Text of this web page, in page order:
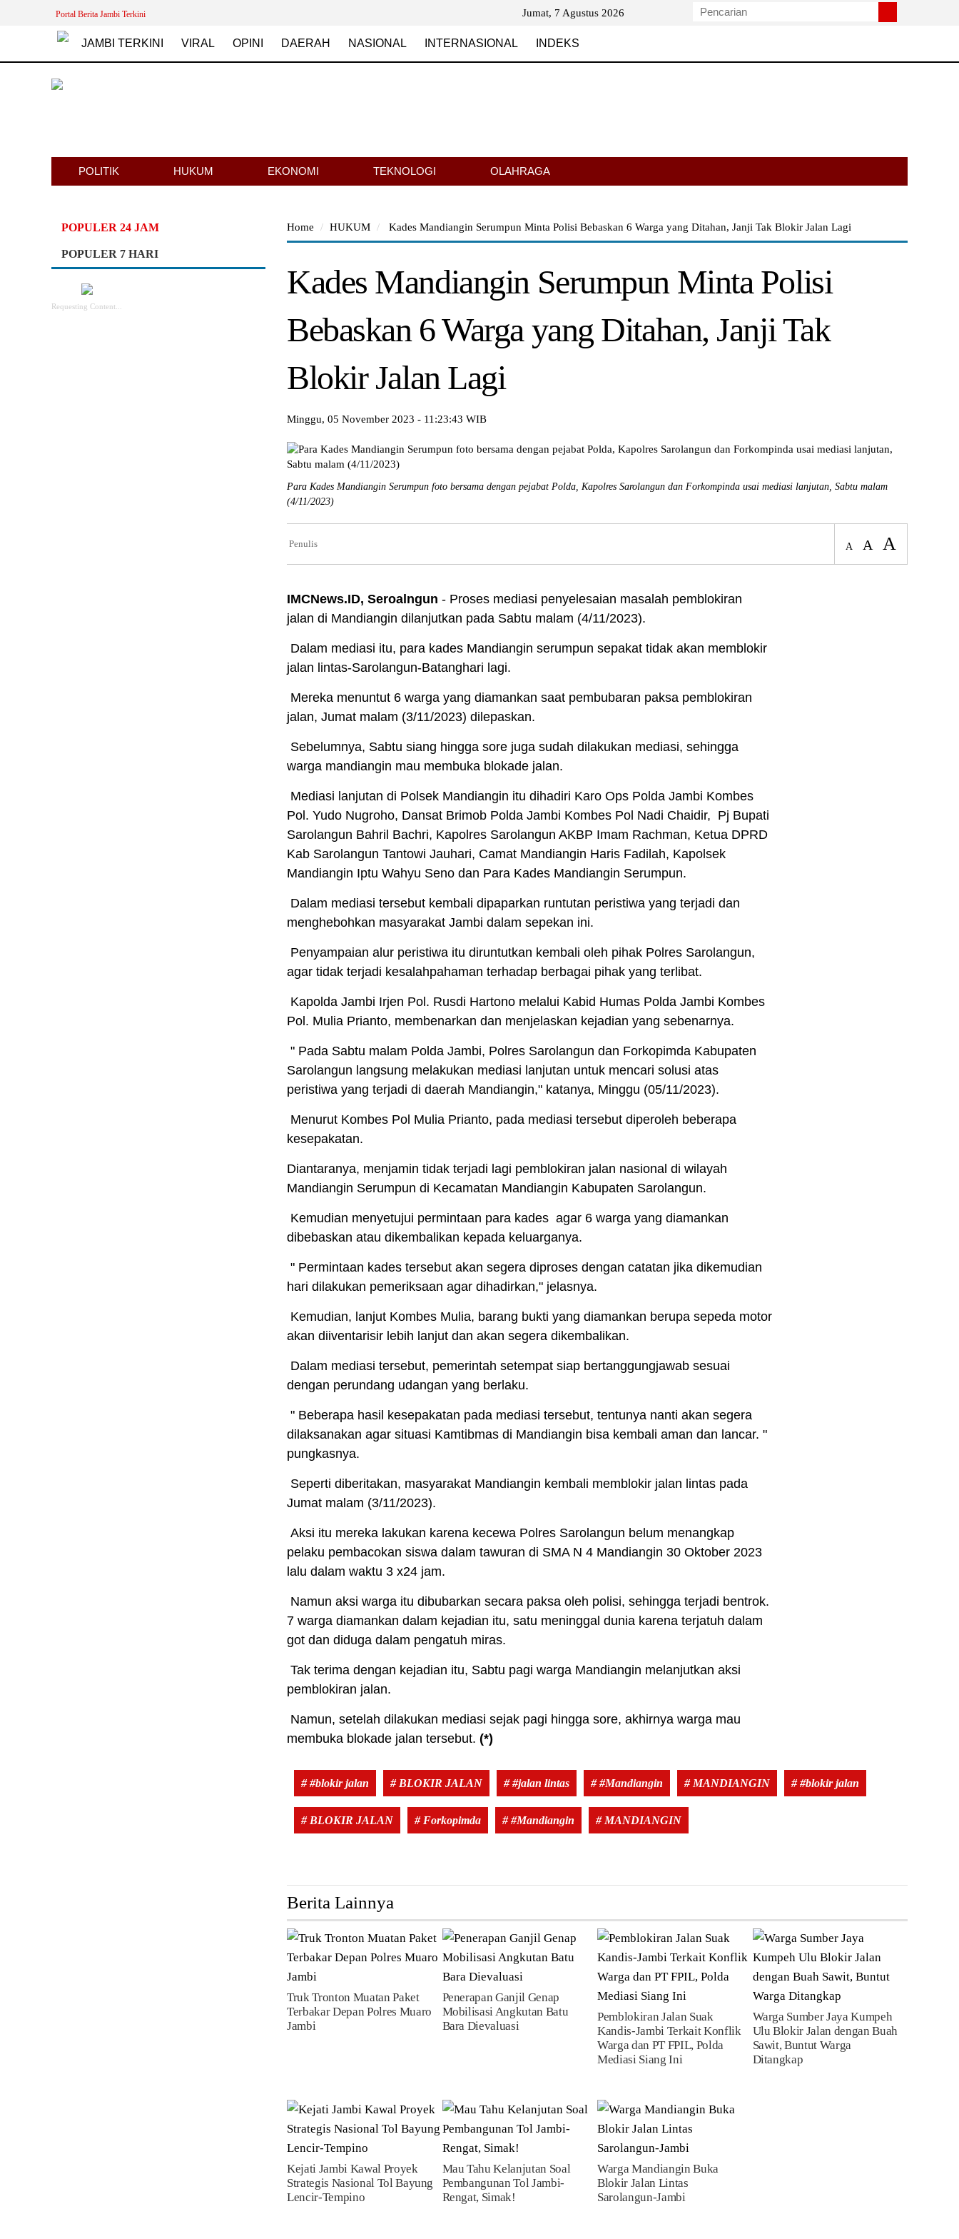
Portal Berita Jambi Terkini Jumat, 7 Agustus 2026
JAMBI TERKINI VIRAL OPINI DAERAH NASIONAL INTERNASIONAL INDEKS
POLITIK HUKUM EKONOMI TEKNOLOGI OLAHRAGA
POPULER 24 JAM
POPULER 7 HARI
Requesting Content...
Home HUKUM Kades Mandiangin Serumpun Minta Polisi Bebaskan 6 Warga yang Ditahan, Janji Tak Blokir Jalan Lagi
Kades Mandiangin Serumpun Minta Polisi
Bebaskan 6 Warga yang Ditahan, Janji Tak
Blokir Jalan Lagi
Minggu, 05 November 2023 - 11:23:43 WIB
Para Kades Mandiangin Serumpun foto bersama dengan pejabat Polda, Kapolres Sarolangun dan Forkompinda usai mediasi lanjutan, Sabtu malam
(4/11/2023)
Penulis A A A
IMCNews.ID, Seroalngun - Proses mediasi penyelesaian masalah pemblokiran
jalan di Mandiangin dilanjutkan pada Sabtu malam (4/11/2023).
Dalam mediasi itu, para kades Mandiangin serumpun sepakat tidak akan memblokir
jalan lintas-Sarolangun-Batanghari lagi.
Mereka menuntut 6 warga yang diamankan saat pembubaran paksa pemblokiran
jalan, Jumat malam (3/11/2023) dilepaskan.
Sebelumnya, Sabtu siang hingga sore juga sudah dilakukan mediasi, sehingga
warga mandiangin mau membuka blokade jalan.
Mediasi lanjutan di Polsek Mandiangin itu dihadiri Karo Ops Polda Jambi Kombes
Pol. Yudo Nugroho, Dansat Brimob Polda Jambi Kombes Pol Nadi Chaidir, Pj Bupati
Sarolangun Bahril Bachri, Kapolres Sarolangun AKBP Imam Rachman, Ketua DPRD
Kab Sarolangun Tantowi Jauhari, Camat Mandiangin Haris Fadilah, Kapolsek
Mandiangin Iptu Wahyu Seno dan Para Kades Mandiangin Serumpun.
Dalam mediasi tersebut kembali dipaparkan runtutan peristiwa yang terjadi dan
menghebohkan masyarakat Jambi dalam sepekan ini.
Penyampaian alur peristiwa itu diruntutkan kembali oleh pihak Polres Sarolangun,
agar tidak terjadi kesalahpahaman terhadap berbagai pihak yang terlibat.
Kapolda Jambi Irjen Pol. Rusdi Hartono melalui Kabid Humas Polda Jambi Kombes
Pol. Mulia Prianto, membenarkan dan menjelaskan kejadian yang sebenarnya.
" Pada Sabtu malam Polda Jambi, Polres Sarolangun dan Forkopimda Kabupaten
Sarolangun langsung melakukan mediasi lanjutan untuk mencari solusi atas
peristiwa yang terjadi di daerah Mandiangin," katanya, Minggu (05/11/2023).
Menurut Kombes Pol Mulia Prianto, pada mediasi tersebut diperoleh beberapa
kesepakatan.
Diantaranya, menjamin tidak terjadi lagi pemblokiran jalan nasional di wilayah
Mandiangin Serumpun di Kecamatan Mandiangin Kabupaten Sarolangun.
Kemudian menyetujui permintaan para kades agar 6 warga yang diamankan
dibebaskan atau dikembalikan kepada keluarganya.
" Permintaan kades tersebut akan segera diproses dengan catatan jika dikemudian
hari dilakukan pemeriksaan agar dihadirkan," jelasnya.
Kemudian, lanjut Kombes Mulia, barang bukti yang diamankan berupa sepeda motor
akan diiventarisir lebih lanjut dan akan segera dikembalikan.
Dalam mediasi tersebut, pemerintah setempat siap bertanggungjawab sesuai
dengan perundang udangan yang berlaku.
" Beberapa hasil kesepakatan pada mediasi tersebut, tentunya nanti akan segera
dilaksanakan agar situasi Kamtibmas di Mandiangin bisa kembali aman dan lancar. "
pungkasnya.
Seperti diberitakan, masyarakat Mandiangin kembali memblokir jalan lintas pada
Jumat malam (3/11/2023).
Aksi itu mereka lakukan karena kecewa Polres Sarolangun belum menangkap
pelaku pembacokan siswa dalam tawuran di SMA N 4 Mandiangin 30 Oktober 2023
lalu dalam waktu 3 x24 jam.
Namun aksi warga itu dibubarkan secara paksa oleh polisi, sehingga terjadi bentrok.
7 warga diamankan dalam kejadian itu, satu meninggal dunia karena terjatuh dalam
got dan diduga dalam pengatuh miras.
Tak terima dengan kejadian itu, Sabtu pagi warga Mandiangin melanjutkan aksi
pemblokiran jalan.
Namun, setelah dilakukan mediasi sejak pagi hingga sore, akhirnya warga mau
membuka blokade jalan tersebut. (*)
# #blokir jalan # BLOKIR JALAN # #jalan lintas # #Mandiangin # MANDIANGIN # #blokir jalan
# BLOKIR JALAN # Forkopimda # #Mandiangin # MANDIANGIN
Berita Lainnya
Truk Tronton Muatan Paket
Terbakar Depan Polres Muaro
Jambi
Penerapan Ganjil Genap
Mobilisasi Angkutan Batu
Bara Dievaluasi
Pemblokiran Jalan Suak
Kandis-Jambi Terkait Konflik
Warga dan PT FPIL, Polda
Mediasi Siang Ini
Warga Sumber Jaya Kumpeh
Ulu Blokir Jalan dengan Buah
Sawit, Buntut Warga
Ditangkap
Kejati Jambi Kawal Proyek
Strategis Nasional Tol Bayung
Lencir-Tempino
Mau Tahu Kelanjutan Soal
Pembangunan Tol Jambi-
Rengat, Simak!
Warga Mandiangin Buka
Blokir Jalan Lintas
Sarolangun-Jambi